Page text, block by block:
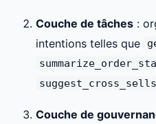
Couche de tâches:
intentions telles que
suggest_cross_sells
Couche de